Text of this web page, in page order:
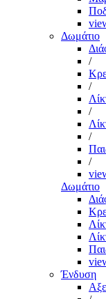
Δωμάτιο
/
/
/
/
/
Δωμάτιο
Ένδυση